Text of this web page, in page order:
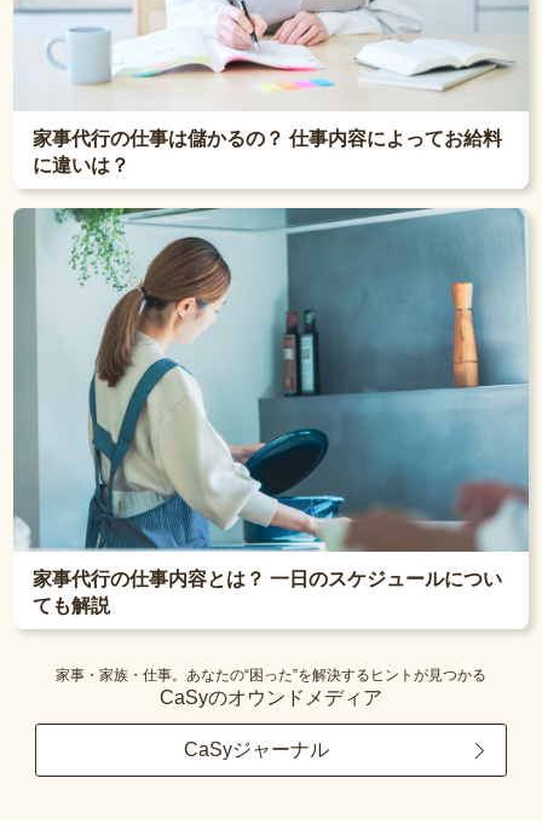
家事代行の仕事は儲かるの？ 仕事内容によってお給料
に違いは？
家事代行の仕事内容とは？ 一日のスケジュールについ
ても解説
家事・家族・仕事。あなたの“困った”を解決するヒントが見つかる
CaSyのオウンドメディア
CaSyジャーナル